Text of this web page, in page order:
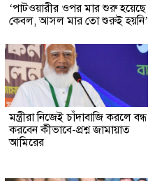
‘পাটওয়ারীর ওপর মার শুরু হয়েছে
কেবল, আসল মার তো শুরুই হয়নি’
মন্ত্রীরা নিজেই চাঁদাবাজি করলে বন্ধ
করবেন কীভাবে-প্রশ্ন জামায়াত
আমিরের